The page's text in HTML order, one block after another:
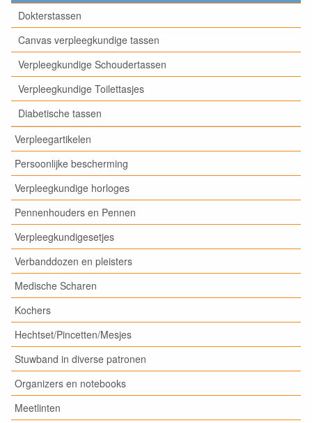
Dokterstassen
Canvas verpleegkundige tassen
Verpleegkundige Schoudertassen
Verpleegkundige Toilettasjes
Diabetische tassen
Verpleegartikelen
Persoonlijke bescherming
Verpleegkundige horloges
Pennenhouders en Pennen
Verpleegkundigesetjes
Verbanddozen en pleisters
Medische Scharen
Kochers
Hechtset/Pincetten/Mesjes
Stuwband in diverse patronen
Organizers en notebooks
Meetlinten